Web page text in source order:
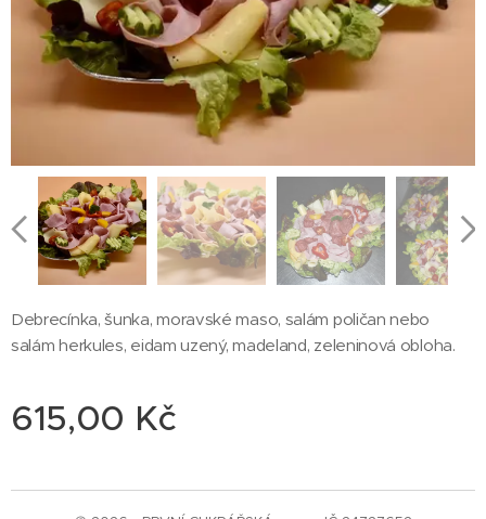
Debrecínka, šunka, moravské maso, salám poličan nebo
salám herkules, eidam uzený, madeland, zeleninová obloha.
615,00 Kč